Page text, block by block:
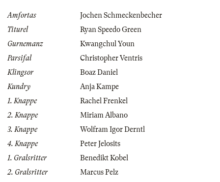
Amfortas
Jochen Schmeckenbecher
Titurel
Ryan Speedo Green
Gurnemanz
Kwangchul Youn
Parsifal
Christopher Ventris
Klingsor
Boaz Daniel
Kundry
Anja Kampe
1. Knappe
Rachel Frenkel
2. Knappe
Miriam Albano
3. Knappe
Wolfram Igor Derntl
4. Knappe
Peter Jelosits
1. Gralsritter
Benedikt Kobel
2. Gralsritter
Marcus Pelz